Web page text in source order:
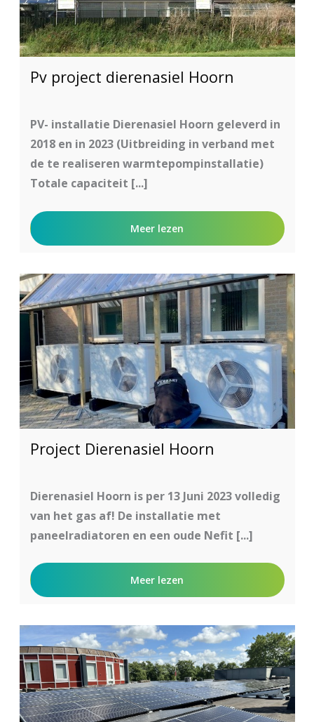
Pv project dierenasiel Hoorn
PV- installatie Dierenasiel Hoorn geleverd in
2018 en in 2023 (Uitbreiding in verband met
de te realiseren warmtepompinstallatie)
Totale capaciteit [...]
Meer lezen
Project Dierenasiel Hoorn
Dierenasiel Hoorn is per 13 Juni 2023 volledig
van het gas af! De installatie met
paneelradiatoren en een oude Nefit [...]
Meer lezen